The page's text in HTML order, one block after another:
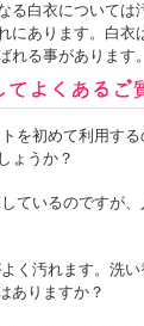
る白衣については
にあります。白衣
れる事があります。
を初めて利用す
ょうか？
ているのですが
く汚れます。洗
ありますか？